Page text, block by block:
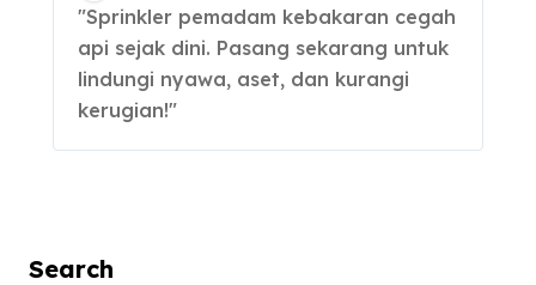
"Sprinkler pemadam kebakaran cegah
api sejak dini. Pasang sekarang untuk
lindungi nyawa, aset, dan kurangi
kerugian!"
Search